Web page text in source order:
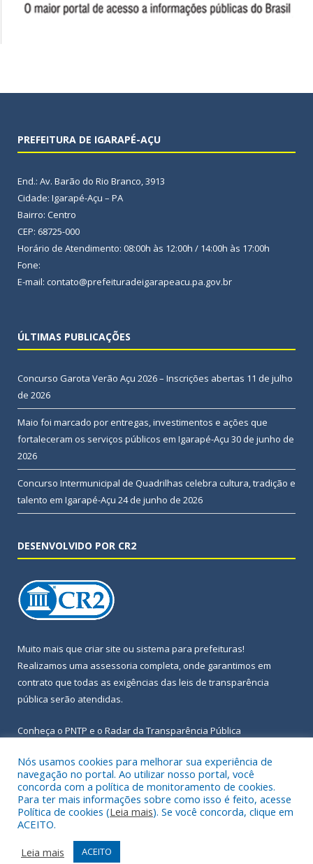
PREFEITURA DE IGARAPÉ-AÇU
End.: Av. Barão do Rio Branco, 3913
Cidade: Igarapé-Açu – PA
Bairro: Centro
CEP: 68725-000
Horário de Atendimento: 08:00h às 12:00h / 14:00h às 17:00h
Fone:
E-mail: contato@prefeituradeigarapeacu.pa.gov.br
ÚLTIMAS PUBLICAÇÕES
Concurso Garota Verão Açu 2026 – Inscrições abertas 11 de julho
de 2026
Maio foi marcado por entregas, investimentos e ações que
fortaleceram os serviços públicos em Igarapé-Açu 30 de junho de
2026
Concurso Intermunicipal de Quadrilhas celebra cultura, tradição e
talento em Igarapé-Açu 24 de junho de 2026
DESENVOLVIDO POR CR2
Muito mais que criar site ou sistema para prefeituras!
Realizamos uma assessoria completa, onde garantimos em
contrato que todas as exigências das leis de transparência
pública serão atendidas.
Conheça o PNTP e o Radar da Transparência Pública
Todos os direitos reservados a Prefeitura Municipal de Igarapé-
Açu.
Frequência Online
Nós usamos cookies para melhorar sua experiência de
navegação no portal. Ao utilizar nosso portal, você
concorda com a política de monitoramento de cookies.
Para ter mais informações sobre como isso é feito, acesse
Política de cookies (Leia mais). Se você concorda, clique em
ACEITO.
Leia mais
ACEITO